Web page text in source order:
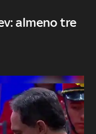
almeno tre